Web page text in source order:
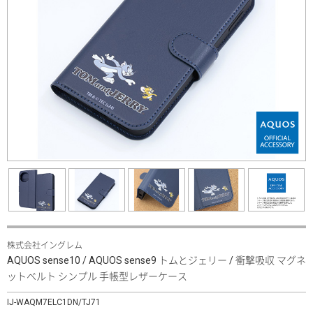
株式会社イングレム
AQUOS sense10 / AQUOS sense9 トムとジェリー / 衝撃吸収 マグネ
ットベルト シンプル 手帳型レザーケース
IJ-WAQM7ELC1DN/TJ71